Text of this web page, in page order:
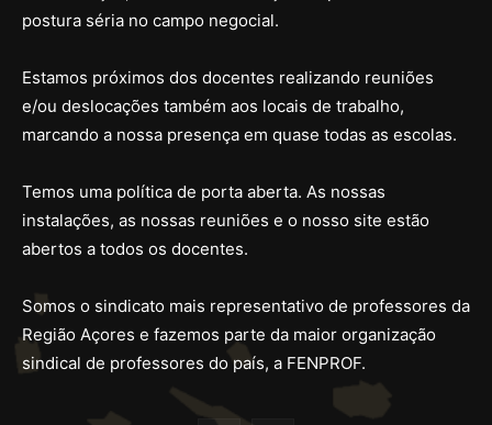
postura séria no campo negocial.
Estamos próximos dos docentes realizando reuniões
e/ou deslocações também aos locais de trabalho,
marcando a nossa presença em quase todas as escolas.
Temos uma política de porta aberta. As nossas
instalações, as nossas reuniões e o nosso site estão
abertos a todos os docentes.
Somos o sindicato mais representativo de professores da
Região Açores e fazemos parte da maior organização
sindical de professores do país, a FENPROF.